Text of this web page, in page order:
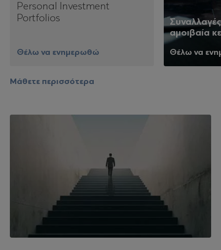
Μάθετε περισσότερα
Personal Investment
Portfolios
Θέλω να ενημερωθώ
αμοιβαία
Θέλω να